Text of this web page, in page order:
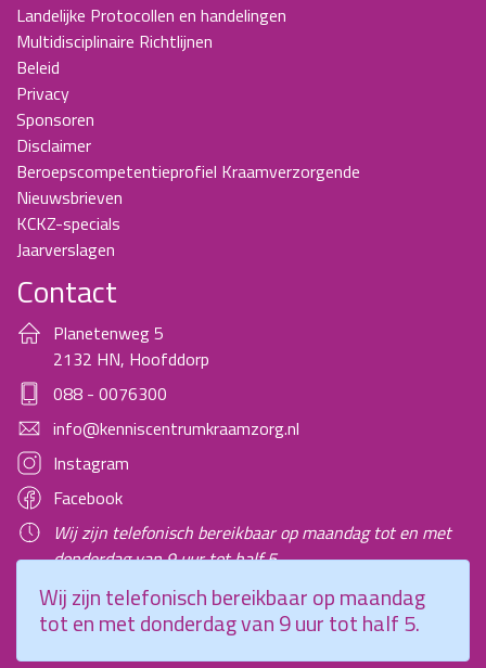
Landelijke Protocollen en handelingen
Multidisciplinaire Richtlijnen
Beleid
Privacy
Sponsoren
Disclaimer
Beroepscompetentieprofiel Kraamverzorgende
Nieuwsbrieven
KCKZ-specials
Jaarverslagen
Contact
Planetenweg 5
2132 HN, Hoofddorp
088 - 0076300
info@kenniscentrumkraamzorg.nl
Instagram
Facebook
Wij zijn telefonisch bereikbaar op maandag tot en met
donderdag van 9 uur tot half 5.
Wij zijn telefonisch bereikbaar op maandag
tot en met donderdag van 9 uur tot half 5.